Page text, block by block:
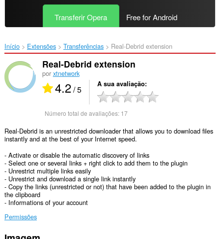
Transferir Opera Free for Android
Início Extensões Transferências Real-Debrid extension‎
Real-Debrid extension
por xtnetwork
4.2/ 5 A sua avaliação
Número total de avaliações: 17
Real-Debrid is an unrestricted downloader that allows you to download files
instantly and at the best of your Internet speed.
- Activate or disable the automatic discovery of links
- Select one or several links + right click to add them to the plugin
- Unrestrict multiple links easily
- Unrestrict and download a single link instantly
- Copy the links (unrestricted or not) that have been added to the plugin in
the clipboard
- Informations of your account
Permissões